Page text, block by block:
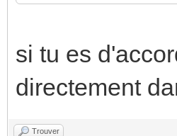
si tu es
directement
Trouver